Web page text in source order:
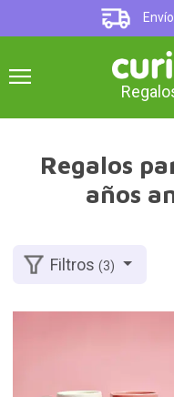
Regalos
años
Filtros(3)